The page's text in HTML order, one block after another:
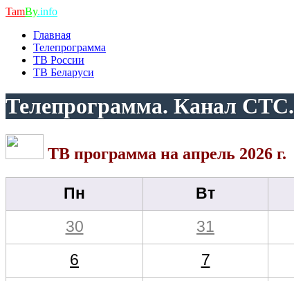
TamBy.info
Главная
Телепрограмма
ТВ России
ТВ Беларуси
Телепрограмма. Канал СТС.
ТВ программа на апрель 2026 г.
Пн Вт
30
31
6
7